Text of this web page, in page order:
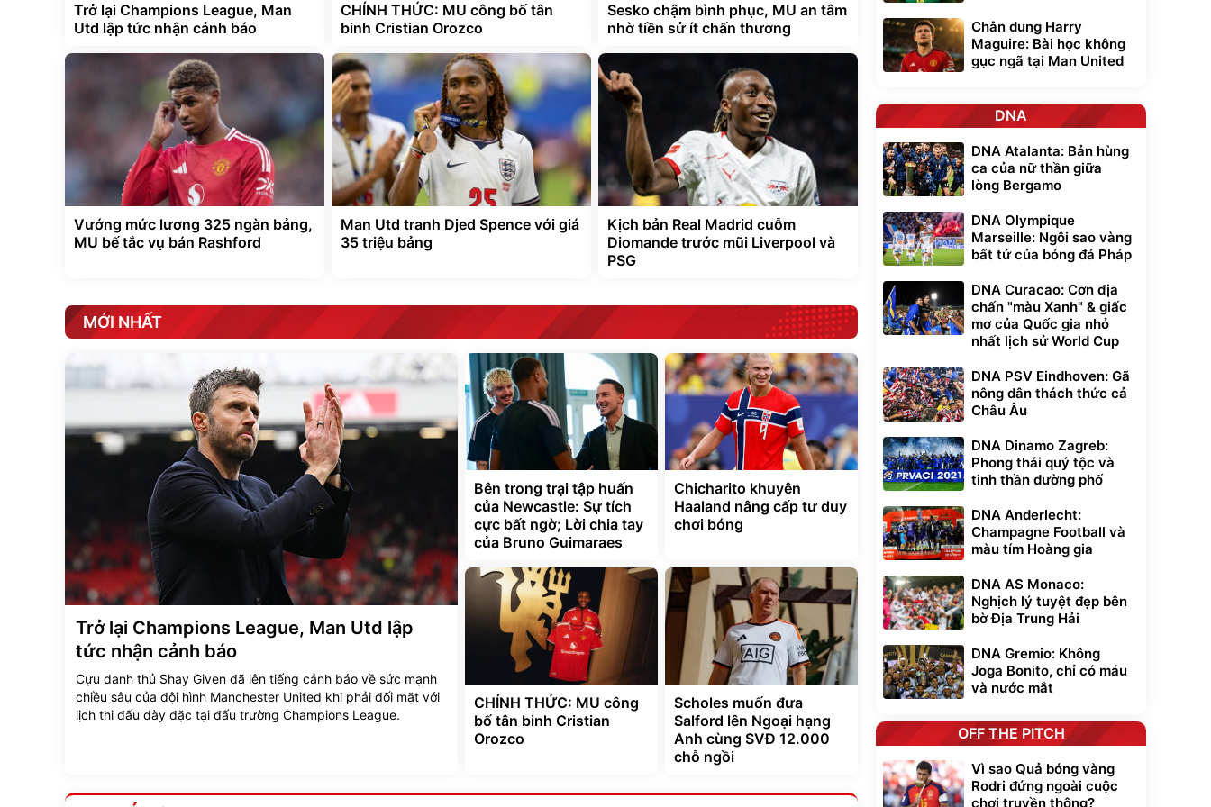
Trở lại Champions League, Man
Utd lập tức nhận cảnh báo
CHÍNH THỨC: MU công bố tân
binh Cristian Orozco
Sesko chậm bình phục, MU an tâm
nhờ tiền sử ít chấn thương
Vướng mức lương 325 ngàn bảng,
MU bế tắc vụ bán Rashford
Man Utd tranh Djed Spence với giá
35 triệu bảng
Kịch bản Real Madrid cuỗm
Diomande trước mũi Liverpool và
PSG
MỚI NHẤT
Trở lại Champions League, Man Utd lập
tức nhận cảnh báo
Cựu danh thủ Shay Given đã lên tiếng cảnh báo về sức mạnh
chiều sâu của đội hình Manchester United khi phải đối mặt với
lịch thi đấu dày đặc tại đấu trường Champions League.
Bên trong trại tập huấn
của Newcastle: Sự tích
cực bất ngờ; Lời chia tay
của Bruno Guimaraes
Chicharito khuyên
Haaland nâng cấp tư duy
chơi bóng
CHÍNH THỨC: MU công
bố tân binh Cristian
Orozco
Scholes muốn đưa
Salford lên Ngoại hạng
Anh cùng SVĐ 12.000
chỗ ngồi
Chân dung Harry
Maguire: Bài học không
gục ngã tại Man United
DNA
DNA Atalanta: Bản hùng
ca của nữ thần giữa
lòng Bergamo
DNA Olympique
Marseille: Ngôi sao vàng
bất tử của bóng đá Pháp
DNA Curacao: Cơn địa
chấn "màu Xanh" & giấc
mơ của Quốc gia nhỏ
nhất lịch sử World Cup
DNA PSV Eindhoven: Gã
nông dân thách thức cả
Châu Âu
DNA Dinamo Zagreb:
Phong thái quý tộc và
tinh thần đường phố
DNA Anderlecht:
Champagne Football và
màu tím Hoàng gia
DNA AS Monaco:
Nghịch lý tuyệt đẹp bên
bờ Địa Trung Hải
DNA Gremio: Không
Joga Bonito, chỉ có máu
và nước mắt
OFF THE PITCH
Vì sao Quả bóng vàng
Rodri đứng ngoài cuộc
chơi truyền thông?